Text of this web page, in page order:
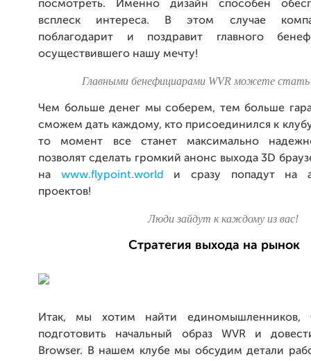
посмотреть. Именно дизайн способен
всплеск интереса. В этом случае
поблагодарит и поздравит главного
осуществившего нашу мечту!
Главными бенефициарами WVR можете
Чем больше денег мы соберем, тем больше
сможем дать каждому, кто присоединился к
то момент все станет максимально
позволят сделать громкий анонс выхода 3D
на www.flypoint.world
и сразу попадут на
проектов!
Люди зайдут к каждому из вас!
Стратегия выхода на рынок
Итак, мы хотим найти единомышленников,
подготовить начальный образ WVR и
Browser. В нашем клубе мы обсудим детали